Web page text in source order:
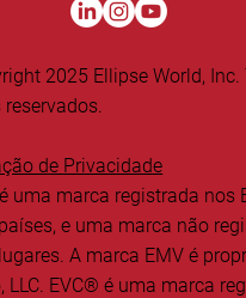
2025 Ellipse World, Inc.
de Privacidade
uma marca registrada nos
e uma marca não
A marca EMV é
LLC. EVC® é uma marca